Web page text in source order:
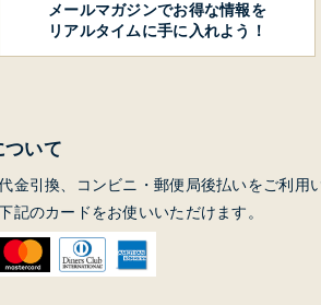
メールマガジンでお得な情報を
リアルタイムに手に入れよう！
ついて
金引換、コンビニ・郵便局後払いをご利用
記のカードをお使いいただけます。